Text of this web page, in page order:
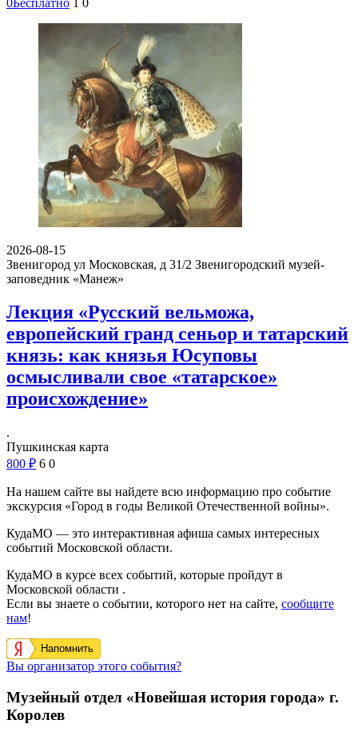
2026-08-15
Звенигород ул Московская, д 31/2 Звенигородский музей-
заповедник «Манеж»
Лекция «Русский вельможа,
европейский гранд сеньор и татарский
князь: как князья Юсуповы
осмысливали свое «татарское»
происхождение»
.
Пушкинская карта
800 ₽ 6 0
На нашем сайте вы найдете всю информацию про событие
экскурсия «Город в годы Великой Отечественной войны».
КудаМО — это интерактивная афиша самых интересных
событий Московской области.
КудаМО в курсе всех событий, которые пройдут в
Московской области .
Если вы знаете о событии, которого нет на сайте, сообщите
нам!
Напомнить
Вы организатор этого события?
Музейный отдел «Новейшая история города» г.
Королев